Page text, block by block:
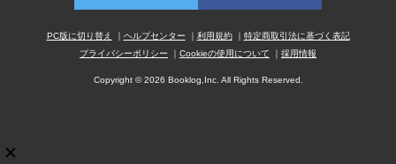
PC版に切り替え ヘルプセンター 利用規約
特定商取引法に基づく表記
プライバシーポリシー
Cookieの使用について 採用情報
Copyright © 2026 Booklog,Inc. All Rights Reserved.